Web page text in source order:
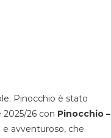
Pinocchio è stato
26 con Pinocchio –
avventuroso, che